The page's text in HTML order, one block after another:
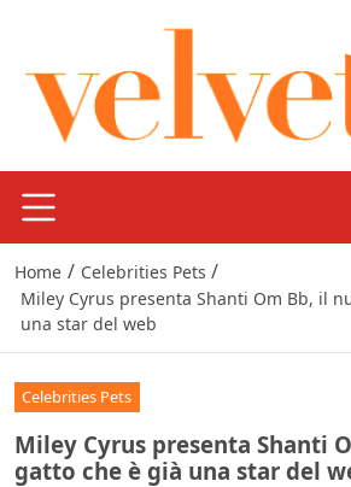
Home / Celebrities Pets /
Miley Cyrus presenta Shanti Om Bb, il
una star del web
Celebrities Pets
Miley Cyrus presenta Shanti
gatto che è già una star del